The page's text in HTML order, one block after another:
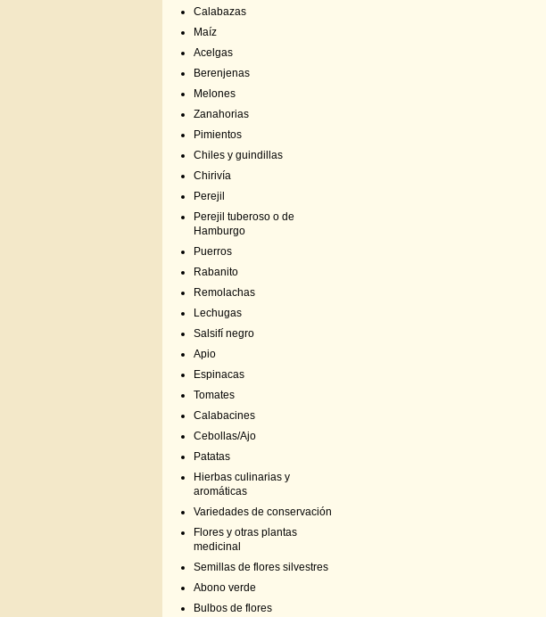
Calabazas
Maíz
Acelgas
Berenjenas
Melones
Zanahorias
Pimientos
Chiles y guindillas
Chirivía
Perejil
Perejil tuberoso o de
Hamburgo
Puerros
Rabanito
Remolachas
Lechugas
Salsifí negro
Apio
Espinacas
Tomates
Calabacines
Cebollas/Ajo
Patatas
Hierbas culinarias y
aromáticas
Variedades de conservación
Flores y otras plantas
medicinal
Semillas de flores silvestres
Abono verde
Bulbos de flores